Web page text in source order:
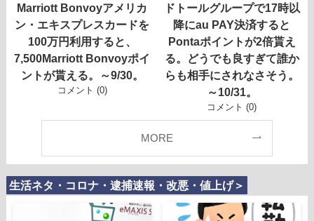
Marriott Bonvoyアメリカ
ン・エキスプレスカードを
100万円利用すると、
7,500Marriott Bonvoyポイ
ントが貰える。～9/30。
コメント (0)
ドトールグループで17時以
降にau PAY決済すると
Pontaポイントが2倍貰え
る。どうでも良すぎて誰か
らも相手にされなさそう。
～10/31。
コメント (0)
MORE
生活ネタ・コロナ・逮捕速報・改悪・値上げ＞